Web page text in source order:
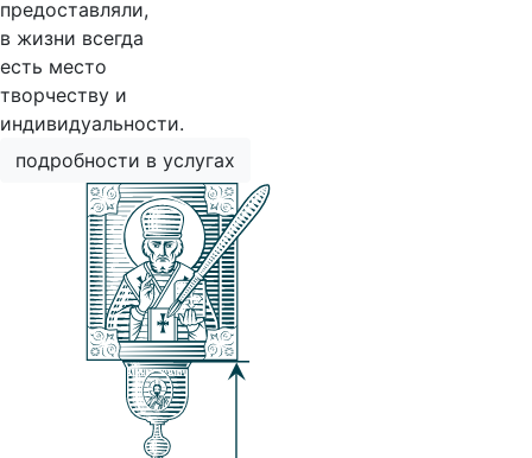
предоставляли,
в жизни всегда
есть место
творчеству и
индивидуальности.
подробности в услугах